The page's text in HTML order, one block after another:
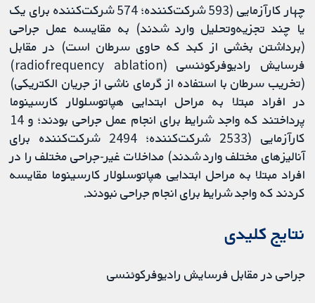
چهار کارآزمایی (593 شرکت‌‌کننده؛ 574 شرکت‌کننده برای یک
یا چند تجزیه‌وتحلیل وارد شدند) به مقایسه عمل جراحی
(برداشتن بخشی از کبد که حاوی سرطان است) در مقابل
فرسایش رادیوفرکوئنسی (radiofrequency ablation)
(تخریب سرطان با استفاده از گرمای ناشی از جریان الکتریکی)
در افراد مبتلا به مراحل ابتدایی هپاتوسلولار کارسینوما
پرداختند که واجد شرایط برای انجام عمل جراحی بودند؛ و 14
کارآزمایی (2533 شرکت‌کننده؛ 2494 شرکت‌کننده برای
آنالیزهای مختلف وارد شدند) مداخلات غیر-جراحی مختلف را در
افراد مبتلا به مراحل ابتدایی هپاتوسلولار کارسینوما مقایسه
کردند که واجد شرایط برای انجام جراحی نبودند.
‌نتایج کلیدی
جراحی در مقابل فرسایش رادیوفرکوئنسی